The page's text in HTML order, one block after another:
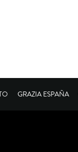
GRAZIA ESPAÑA